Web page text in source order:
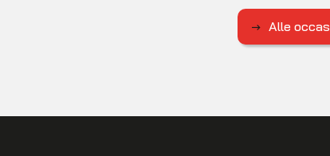
Alle